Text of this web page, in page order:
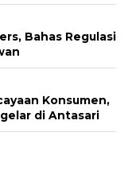
Bahas Regulasi
Konsumen,
di Antasari